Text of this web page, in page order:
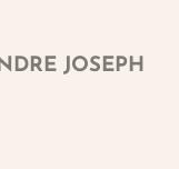
JOSEPH